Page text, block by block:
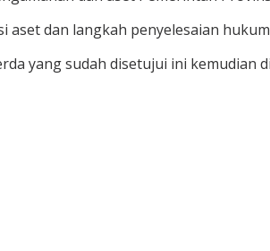
dan langkah penyelesaian
yang sudah disetujui ini